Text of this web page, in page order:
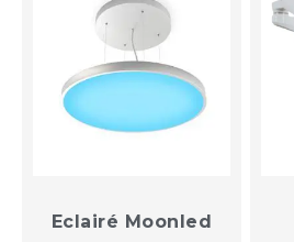
Eclairé Moonled